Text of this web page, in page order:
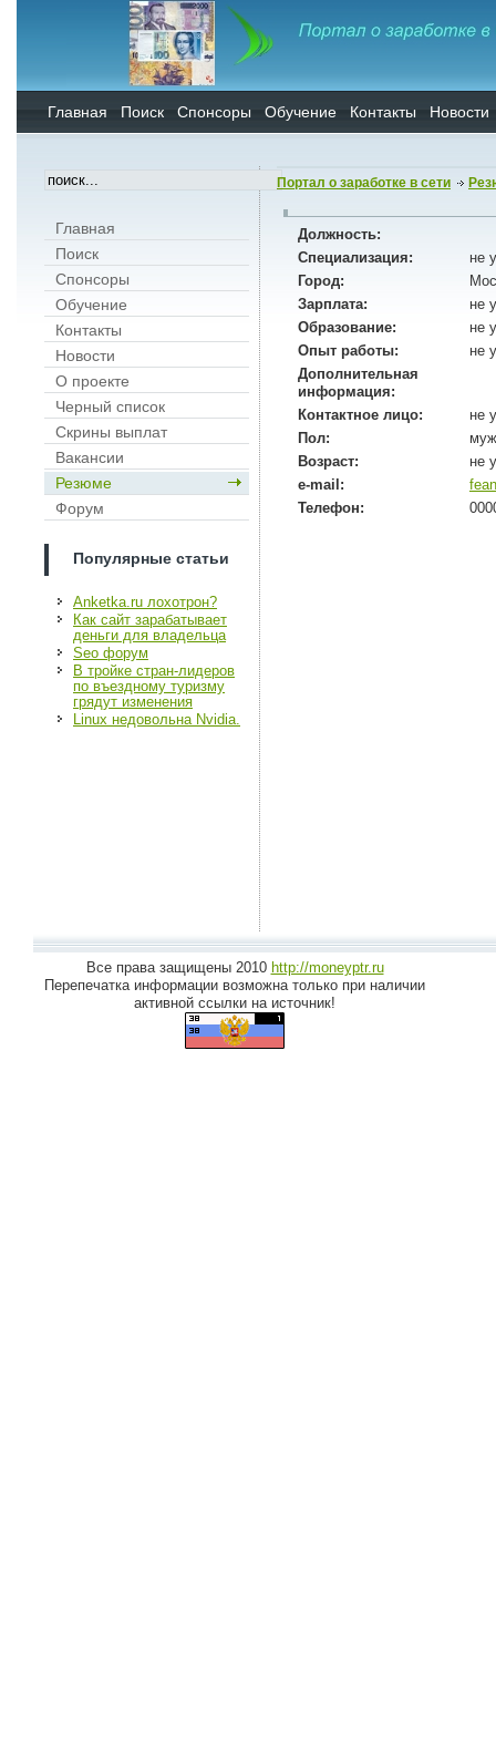
Главная Поиск Спонсоры Обучение Контакты Новости
Главная
Поиск
Спонсоры
Обучение
Контакты
Новости
О проекте
Черный список
Скрины выплат
Вакансии
Резюме
Форум
Популярные статьи
Anketka.ru лохотрон?
Как сайт зарабатывает
деньги для владельца
Seo форум
В тройке стран-лидеров
по въездному туризму
грядут изменения
Linux недовольна Nvidia.
Портал о заработке в сети
Должность:
Специализация:
не
Город:
Зарплата:
не
Образование:
не
Опыт работы:
не
Дополнительная
информация:
Контактное лицо:
не
Пол:
Возраст:
не
e-mail:
Телефон:
Все права защищены 2010 http://moneyptr.ru
Перепечатка информации возможна только при наличии
активной ссылки на источник!